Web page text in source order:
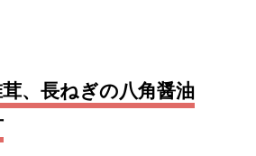
、長ねぎの八角醤油